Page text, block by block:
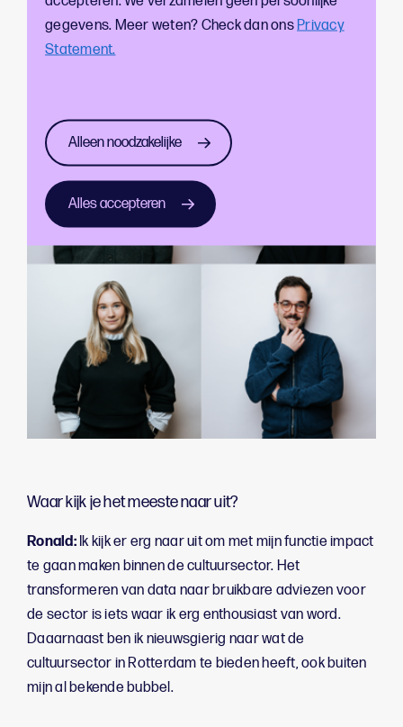
gegevens. Meer weten? Check dan onsPrivacy
Statement.
Alleen noodzakelijke
Alles accepteren
engagement kan creëren onder Rotterdamse jongeren
voor de Uitagenda.
Waar kijk je het meeste naar uit?
Ronald:Ik kijk er erg naar uit om met mijn functie impact
te gaan maken binnen de cultuursector. Het
transformeren van data naar bruikbare adviezen voor
de sector is iets waar ik erg enthousiast van word.
Daaarnaast ben ik nieuwsgierig naar wat de
cultuursector in Rotterdam te bieden heeft, ook buiten
mijn al bekende bubbel.